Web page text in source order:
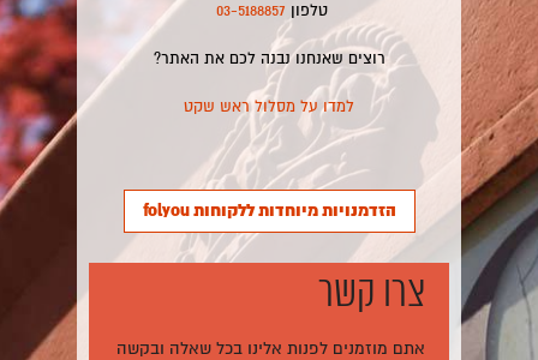
טלפון 03-5188857
רוצים שאנחנו נבנה לכם את האתר?
למדו על מסלול ראש שקט
הזדמנויות מיוחדות ללקוחות folyou
צרו קשר
אתם מוזמנים לפנות אלינו בכל שאלה ובקשה